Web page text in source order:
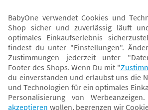
* Alle Preise inkl. MwSt. und ggf. zzgl.Versandkosten.
abhängig von der von dir gewählten Option - im
Abholung in dem von dir gewählten BabyOne-